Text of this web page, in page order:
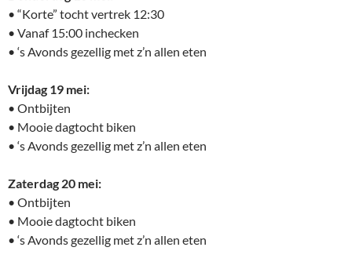
• “Korte” tocht vertrek 12:30
• Vanaf 15:00 inchecken
• ‘s Avonds gezellig met z’n allen eten
Vrijdag 19 mei:
• Ontbijten
• Mooie dagtocht biken
• ‘s Avonds gezellig met z’n allen eten
Zaterdag 20 mei:
• Ontbijten
• Mooie dagtocht biken
• ‘s Avonds gezellig met z’n allen eten